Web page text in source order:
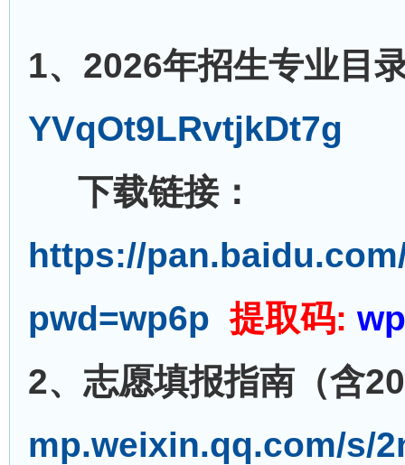
1、2026年招生专业目
YVqOt9LRvtjkDt7g
下载链接：
https://
pwd=wp6p 提取码:
2、志愿填报指南（含
mp.weixin.qq.com/s/